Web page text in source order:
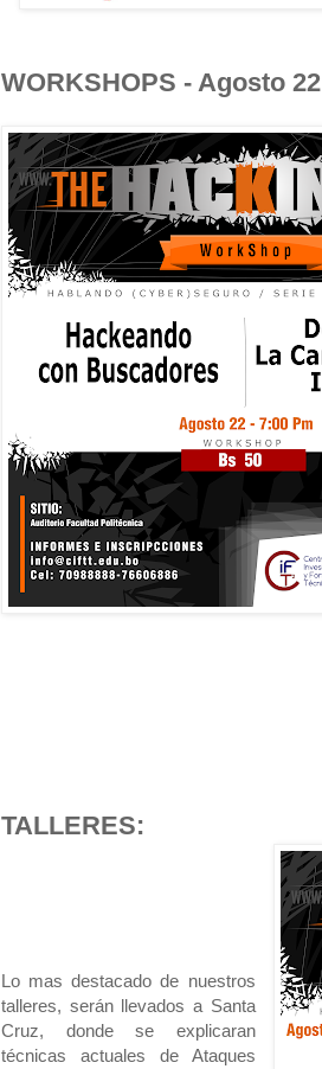
WORKSHOPS - Agosto 22
TALLERES:
Lo mas destacado de nuestros
talleres, serán llevados a Santa
Cruz, donde se explicaran
técnicas actuales de Ataques